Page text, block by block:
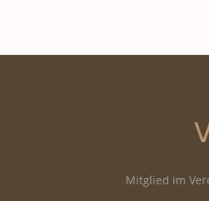
Mitglied im